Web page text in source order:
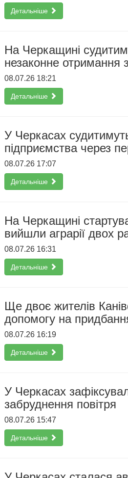
Детальніше
На Черкащині
незаконне отримання
08.07.26 18:21
Детальніше
У Черкасах
підприємства через
08.07.26 17:07
Детальніше
На Черкащині
вийшли аграрії двох
08.07.26 16:31
Детальніше
Ще двоє жителів
допомогу на
08.07.26 16:19
Детальніше
У Черкасах
забруднення повітря
08.07.26 15:47
Детальніше